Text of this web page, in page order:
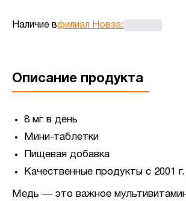
Наличие вфилиал Новза:
Описание продукта
8 мг в день
Мини-таблетки
Пищевая добавка
Качественные продукты с 2001 г.
Медь — это важное